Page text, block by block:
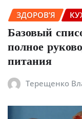
ЗДОРОВ’Я
Базовый
полное
питания
Терещенко